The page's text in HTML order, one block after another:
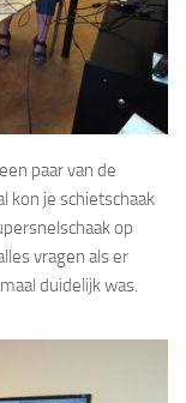
paar van de
kon je schietschaak
op
vragen als er
duidelijk was.